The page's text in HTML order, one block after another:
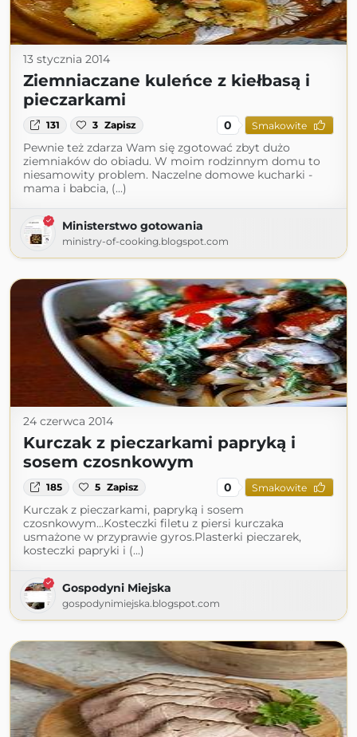
13 stycznia 2014
Ziemniaczane kuleńce z kiełbasą i
pieczarkami
131 3 Zapisz 0 Smakowite
Pewnie też zdarza Wam się zgotować zbyt dużo
ziemniaków do obiadu. W moim rodzinnym domu to
niesamowity problem. Naczelne domowe kucharki -
mama i babcia, (...)
Ministerstwo gotowania
ministry-of-cooking.blogspot.com
24 czerwca 2014
Kurczak z pieczarkami papryką i
sosem czosnkowym
185 5 Zapisz 0 Smakowite
Kurczak z pieczarkami, papryką i sosem
czosnkowym...Kosteczki filetu z piersi kurczaka
usmażone w przyprawie gyros.Plasterki pieczarek,
kosteczki papryki i (...)
Gospodyni Miejska
gospodynimiejska.blogspot.com